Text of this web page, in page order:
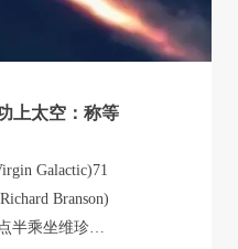
上太空：称等
Galactic)71
Branson)
半乘坐维珍银